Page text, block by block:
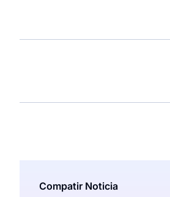
Compatir Noticia